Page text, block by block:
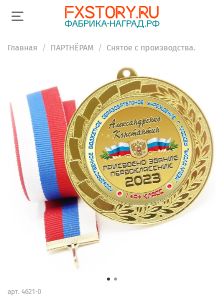
Главная ПАРТНЁРАМ Снятое с производства.
арт. 4621-0